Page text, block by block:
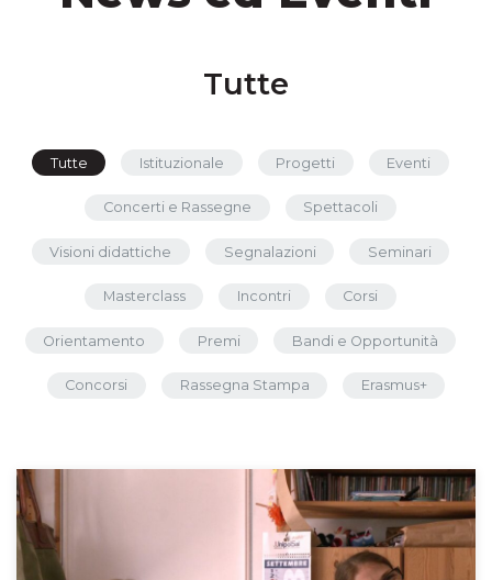
Tutte
Tutte Istituzionale Progetti Eventi
Concerti e Rassegne Spettacoli
Visioni didattiche Segnalazioni Seminari
Masterclass Incontri Corsi
Orientamento Premi Bandi e Opportunità
Concorsi Rassegna Stampa Erasmus+